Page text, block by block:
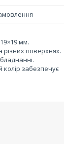
мм.
різних поверхнях.
колір забезпечує